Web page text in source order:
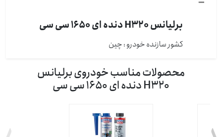
برلیانس H320 دنده ای 1650 سی سی
کشور سازنده خودرو : چين
محصولات مناسب خودروی برلیانس
H320 دنده ای 1650 سی سی